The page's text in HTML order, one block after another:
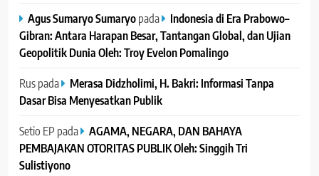
Agus Sumaryo Sumaryopada
Indonesia di Era Prabowo–
Gibran: Antara Harapan Besar, Tantangan Global, dan Ujian
Geopolitik Dunia Oleh: Troy Evelon Pomalingo
Ruspada
Merasa Didzholimi, H. Bakri: Informasi Tanpa
Dasar Bisa Menyesatkan Publik
Setio EP pada
AGAMA, NEGARA, DAN BAHAYA
PEMBAJAKAN OTORITAS PUBLIK Oleh: Singgih Tri
Sulistiyono